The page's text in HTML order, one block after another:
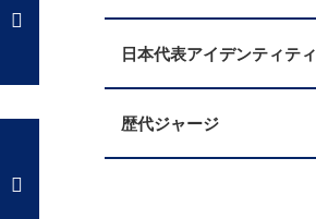
日本代表アイデンティティ
歴代ジャージ